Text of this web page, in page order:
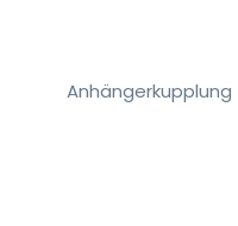
Anhängerkupplung